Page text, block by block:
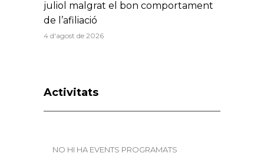
juliol malgrat el bon comportament
de l’afiliació
4 d'agost de 2026
Activitats
NO HI HA EVENTS PROGRAMATS